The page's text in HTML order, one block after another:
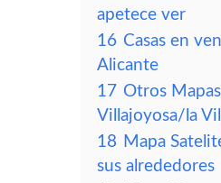
apetece ver
16 Casas en
Alicante
17 Otros
Villajoyosa/la
18 Mapa
sus alrededores